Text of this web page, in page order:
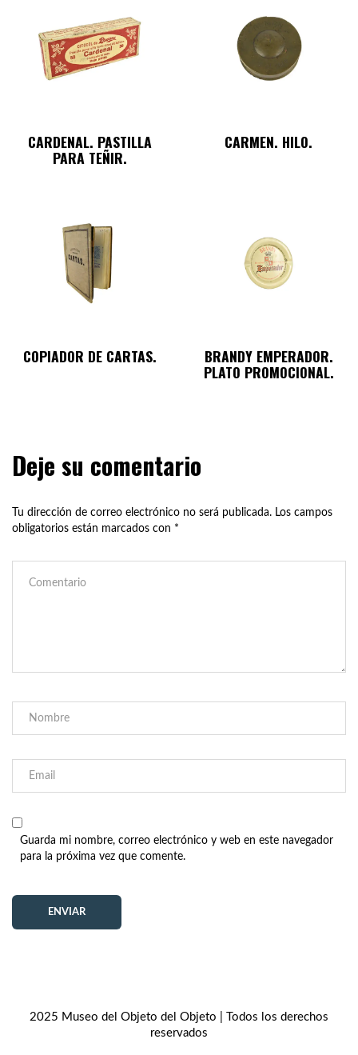
CARDENAL. PASTILLA
PARA TEÑIR.
CARMEN. HILO.
COPIADOR DE CARTAS. BRANDY EMPERADOR.
PLATO PROMOCIONAL.
Deje su comentario
Tu dirección de correo electrónico no será publicada. Los campos
obligatorios están marcados con *
Guarda mi nombre, correo electrónico y web en este navegador
para la próxima vez que comente.
2025 Museo del Objeto del Objeto | Todos los derechos
reservados